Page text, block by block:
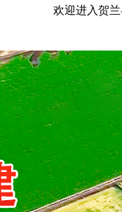
欢迎进入贺